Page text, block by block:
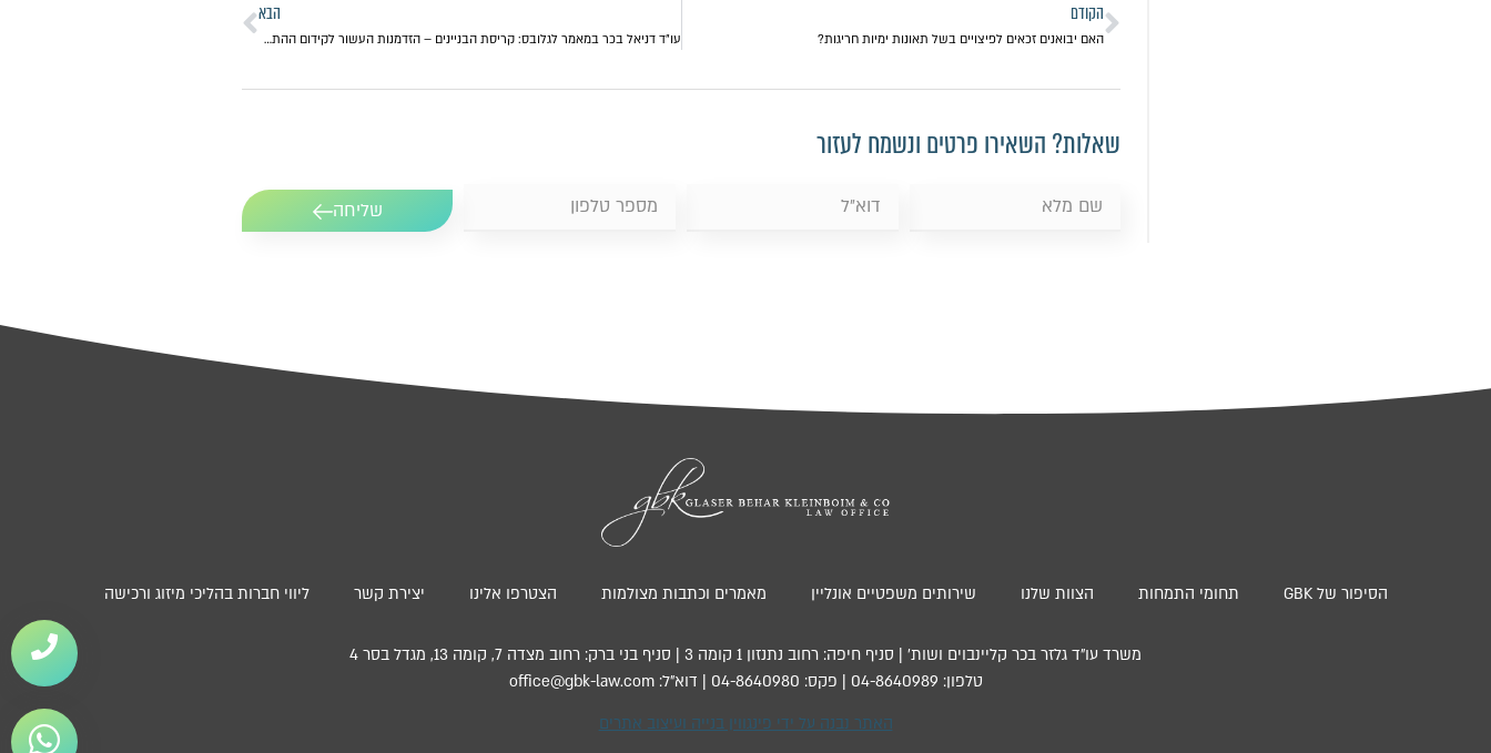
הקודם
האם יבואנים זכאים לפיצויים בשל תאונות ימיות חריגות?
הבא
עו"ד דניאל בכר במאמר לגלובס: קריסת הבניינים – הזדמנות העשור לקידום ההתחדשות העירונית
שאלות? השאירו פרטים ונשמח לעזור
שליחה
הסיפור של GBK תחומי התמחות הצוות שלנו שירותים משפטיים אונליין מאמרים וכתבות מצולמות הצטרפו אלינו יצירת קשר ליווי חברות בהליכי מיזוג ורכישה
משרד עו”ד גלזר בכר קליינבוים ושות’ | סניף חיפה: רחוב נתנזון 1 קומה 3 | סניף בני ברק: רחוב מצדה 7, קומה 13, מגדל בסר 4
טלפון: 04-8640989 | פקס: 04-8640980 | דוא”ל: office@gbk-law.com
האתר נבנה על ידי פינגווין בנייה ועיצוב אתרים